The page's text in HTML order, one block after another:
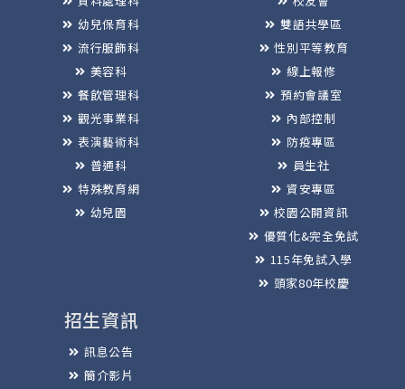
幼兒保育科
流行服飾科
美容科
餐飲管理科
觀光事業科
表演藝術科
普通科
特殊教育網
幼兒園
雙語共學區
性別平等教育
線上報修
預約會議室
內部控制
防疫專區
員生社
資安專區
校園公開資訊
優質化&完全免試
115年免試入學
頭家80年校慶
招生資訊
訊息公告
簡介影片